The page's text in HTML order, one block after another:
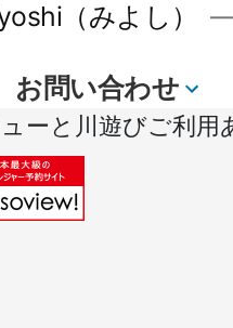
（みよし）
お問い合わせ
ーと川遊びご利用